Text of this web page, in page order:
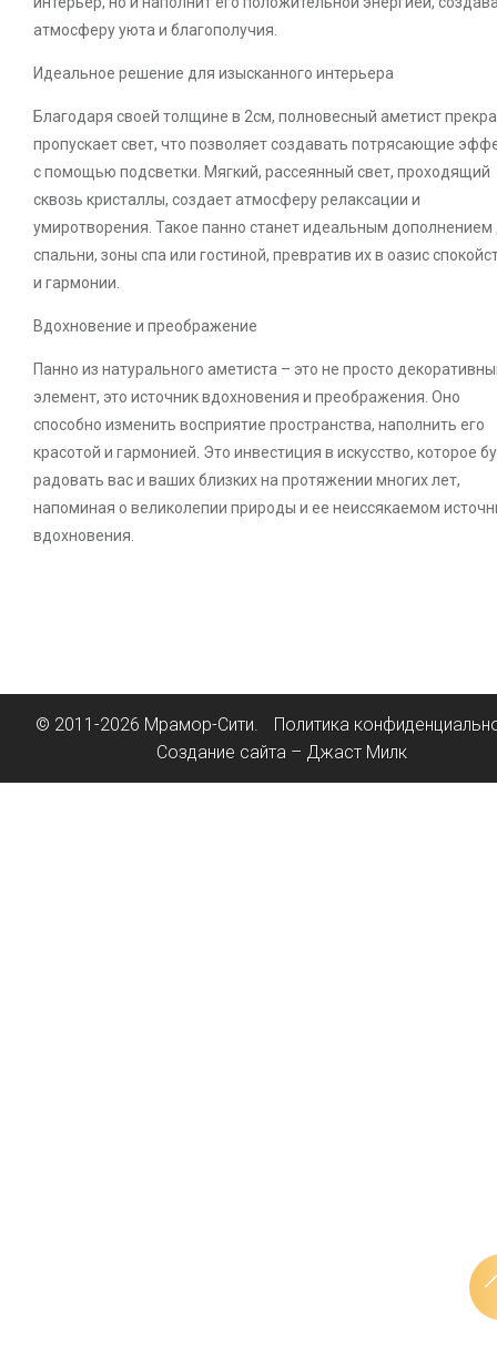
атмосферу уюта и благополучия.
Идеальное решение для изысканного интерьера
Благодаря своей толщине в 2см, полновесный аметист
пропускает свет, что позволяет создавать потрясающие
с помощью подсветки. Мягкий, рассеянный свет, проходящий
сквозь кристаллы, создает атмосферу релаксации и
умиротворения. Такое панно станет идеальным дополнением
спальни, зоны спа или гостиной, превратив их в оазис
и гармонии.
Вдохновение и преображение
Панно из натурального аметиста – это не просто
элемент, это источник вдохновения и преображения. Оно
способно изменить восприятие пространства, наполнить его
красотой и гармонией. Это инвестиция в искусство, которое
радовать вас и ваших близких на протяжении многих лет,
напоминая о великолепии природы и ее неиссякаемом
вдохновения.
© 2011-2026 Мрамор-Сити.
Политика
Создание сайта – Джаст Милк